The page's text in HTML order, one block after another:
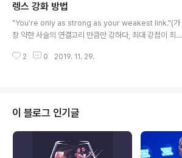
The BMJ 에서 발행한 2018년 연구에서는 40세에서 6
9세 사이의 500,000명 이상 성인들의 악력이 심장 질환,
호흡기 질환 그리고/또는 암과 같은 건강 결과의 비율과 어
떠한 연관성이 있는지를 조사하였다. 연구진들은 식단, 좌
식시간 및 사회경제적 지위를 반영했다. 연구진들은 남성
렝스 강화 방법
"You're only as strong as your weakest link."(가
장 약한 사슬의 연결고리 만큼만 강하다, 최대 강점이 최대
려 있음으로 가장 약한 연결고리가 끊어지면 전체가 끊어
흡수하는데 많은 혹사가 될 수 있다. 트레이닝 중이던 스스
로 선택한 스포츠를 하는 중이던지 간에 '강하고 유연한' 손
목은 최고의 퍼포먼스에 있어 필수적임으로, 적절하게 케
어하는데 투자함에 이점이 있으며, 내가 말하고자 하는 것
2 0 2019. 11. 29.
이 블로그 인기글